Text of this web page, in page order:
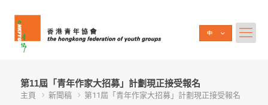
第11屆「青年作家大招募」計劃現正接受報名
主頁 新聞稿 第11屆「青年作家大招募」計劃現正接受報名